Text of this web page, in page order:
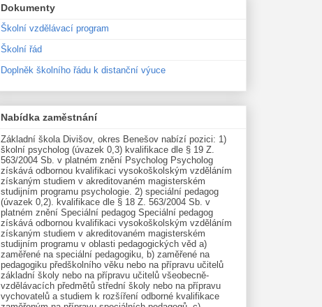
Dokumenty
Školní vzdělávací program
Školní řád
Doplněk školního řádu k distanční výuce
Nabídka zaměstnání
Základní škola Divišov, okres Benešov nabízí pozici: 1)
školní psycholog (úvazek 0,3) kvalifikace dle § 19 Z.
563/2004 Sb. v platném znění Psycholog Psycholog
získává odbornou kvalifikaci vysokoškolským vzděláním
získaným studiem v akreditovaném magisterském
studijním programu psychologie. 2) speciální pedagog
(úvazek 0,2). kvalifikace dle § 18 Z. 563/2004 Sb. v
platném znění Speciální pedagog Speciální pedagog
získává odbornou kvalifikaci vysokoškolským vzděláním
získaným studiem v akreditovaném magisterském
studijním programu v oblasti pedagogických věd a)
zaměřené na speciální pedagogiku, b) zaměřené na
pedagogiku předškolního věku nebo na přípravu učitelů
základní školy nebo na přípravu učitelů všeobecně-
vzdělávacích předmětů střední školy nebo na přípravu
vychovatelů a studiem k rozšíření odborné kvalifikace